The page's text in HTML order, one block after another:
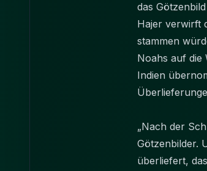
das
Hajer verwirft
stammen
Noahs auf die
Indien
„Nach der
Götzenbilder.
überliefert,